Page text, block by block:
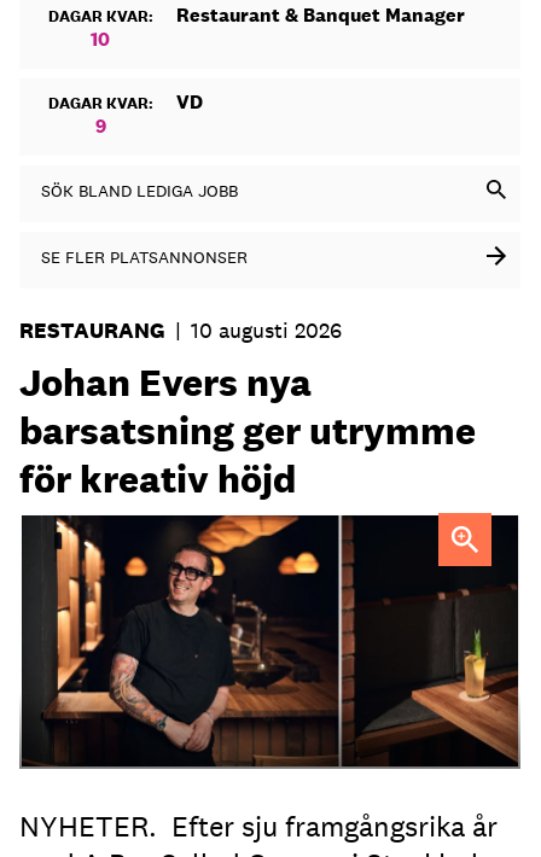
DAGAR KVAR:
10
Restaurant & Banquet Manager
DAGAR KVAR:
9
VD
SÖK BLAND LEDIGA JOBB
SE FLER PLATSANNONSER
RESTAURANG | 10 augusti 2026
Johan Evers nya
barsatsning ger utrymme
för kreativ höjd
Johan Evers
NYHETER. Efter sju framgångsrika år